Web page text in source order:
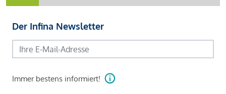
Der Infina Newsletter
Immer bestens informiert!